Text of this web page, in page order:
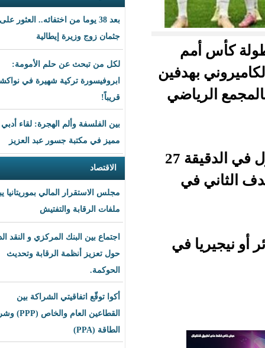
بعد 38 يوما من اختفائه.. العثور على
جثمان زوج وزيرة إيطالية
لكل من تبحث عن حلم الأمومة:
ابروفيسورة تركية شهيرة في نواكشوط
قريباً!
بين الفلسفة وألم الهجرة: لقاء أدبي
مميز في مكتبة جسور عبد العزيز
مجلس الاستقرار المالي بموريتانيا يبحث
ملفات الرقابة والتفتيش
اجتماع بين البنك المركزي و النقد الدولي
حول تعزيز أنظمة الرقابة وتحديث
أكوا توقّع اتفاقيتي الشراكة بين
القطاعين العام والخاص (PPP) وشراء
الطاقة (PPA)
بهدفين
وافتتح إبراهيم دياز، عداد المباراة بتسجيله الهدف الأول في الدقيقة 27
في